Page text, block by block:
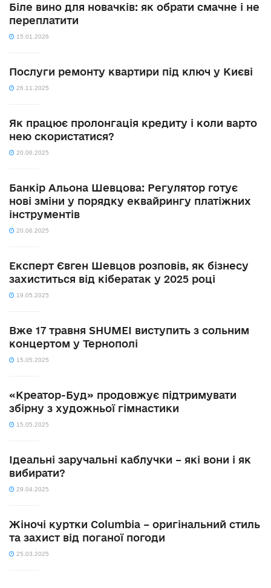
Біле вино для новачків: як обрати смачне і не
переплатити
15.01.2026
Послуги ремонту квартири під ключ у Києві
26.11.2025
Як працює пролонгація кредиту і коли варто
нею скористатися?
20.06.2025
Банкір Альона Шевцова: Регулятор готує
нові зміни у порядку еквайрингу платіжних
інструментів
20.06.2025
Експерт Євген Шевцов розповів, як бізнесу
захиститься від кібератак у 2025 році
19.05.2025
Вже 17 травня SHUMEI виступить з сольним
концертом у Тернополі
15.05.2025
«Креатор-Буд» продовжує підтримувати
збірну з художньої гімнастики
15.05.2025
Ідеальні заручальні каблучки – які вони і як
вибирати?
29.04.2025
Жіночі куртки Columbia – оригінальний стиль
та захист від поганої погоди
25.03.2025